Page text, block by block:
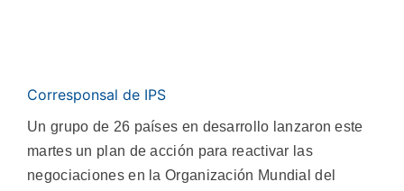
Corresponsal de IPS
Un grupo de 26 países en desarrollo lanzaron este
martes un plan de acción para reactivar las
negociaciones en la Organización Mundial del